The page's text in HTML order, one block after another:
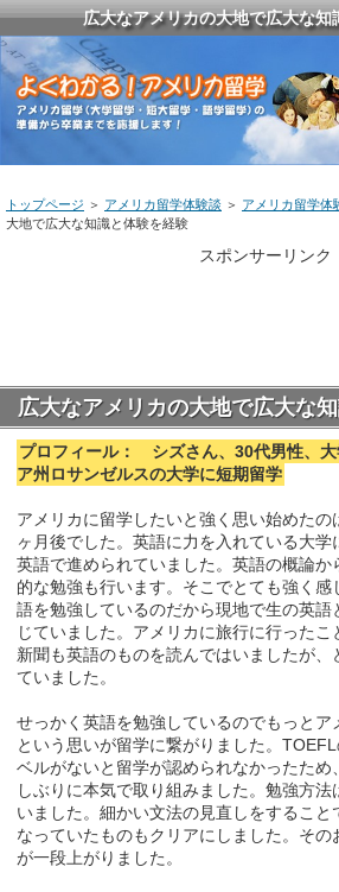
広大なアメリカの大地で広大な知
トップページ ＞ アメリカ留学体験談 ＞ アメリカ留学体
大地で広大な知識と体験を経験
スポンサーリンク
広大なアメリカの大地で広大な
プロフィール： シズさん、30代男性、大
ア州ロサンゼルスの大学に短期留学
アメリカに留学したいと強く思い始めたの
ヶ月後でした。英語に力を入れている大
英語で進められていました。英語の概論か
的な勉強も行います。そこでとても強く
語を勉強しているのだから現地で生の英
じていました。アメリカに旅行に行ったこ
新聞も英語のものを読んではいましたが、
ていました。
せっかく英語を勉強しているのでもっと
という思いが留学に繋がりました。
ベルがないと留学が認められなかったため
しぶりに本気で取り組みました。勉強方
いました。細かい文法の見直しをすること
なっていたものもクリアにしました。その
が一段上がりました。